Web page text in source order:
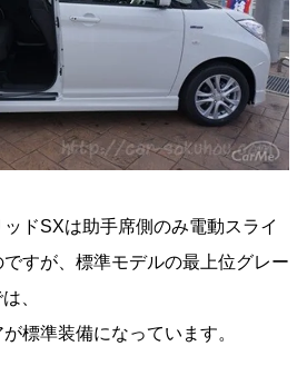
ドSXは助手席側のみ電動スライ
ですが、標準モデルの最上位グレー
、
標準装備になっています。